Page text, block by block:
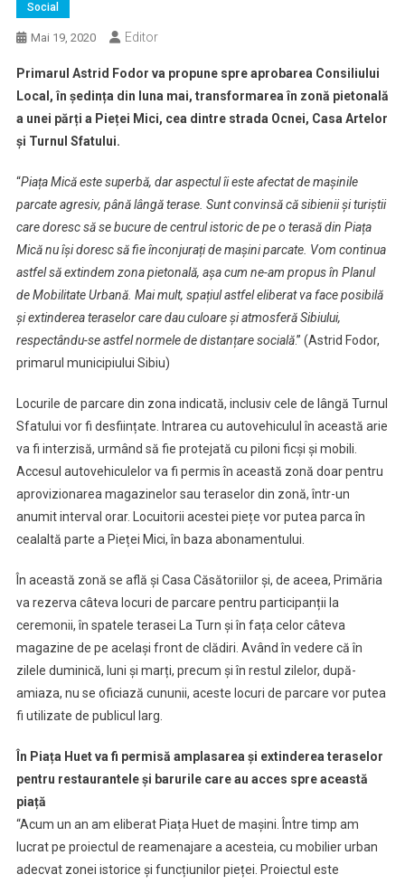
Social
Mai 19, 2020 Editor
Primarul Astrid Fodor va propune spre aprobarea Consiliului
Local, în ședința din luna mai, transformarea în zonă pietonală
a unei părți a Pieței Mici, cea dintre strada Ocnei, Casa Artelor
și Turnul Sfatului.
“Piața Mică este superbă, dar aspectul îi este afectat de mașinile
parcate agresiv, până lângă terase. Sunt convinsă că sibienii și turiștii
care doresc să se bucure de centrul istoric de pe o terasă din Piața
Mică nu își doresc să fie înconjurați de mașini parcate. Vom continua
astfel să extindem zona pietonală, așa cum ne-am propus în Planul
de Mobilitate Urbană. Mai mult, spațiul astfel eliberat va face posibilă
și extinderea teraselor care dau culoare și atmosferă Sibiului,
respectându-se astfel normele de distanțare socială.” (Astrid Fodor,
primarul municipiului Sibiu)
Locurile de parcare din zona indicată, inclusiv cele de lângă Turnul
Sfatului vor fi desființate. Intrarea cu autovehiculul în această arie
va fi interzisă, urmând să fie protejată cu piloni ficși și mobili.
Accesul autovehiculelor va fi permis în această zonă doar pentru
aprovizionarea magazinelor sau teraselor din zonă, într-un
anumit interval orar. Locuitorii acestei piețe vor putea parca în
cealaltă parte a Pieței Mici, în baza abonamentului.
În această zonă se află și Casa Căsătoriilor și, de aceea, Primăria
va rezerva câteva locuri de parcare pentru participanții la
ceremonii, în spatele terasei La Turn și în fața celor câteva
magazine de pe același front de clădiri. Având în vedere că în
zilele duminică, luni și marți, precum și în restul zilelor, după-
amiaza, nu se oficiază cununii, aceste locuri de parcare vor putea
fi utilizate de publicul larg.
În Piața Huet va fi permisă amplasarea și extinderea teraselor
pentru restaurantele și barurile care au acces spre această
piață
“Acum un an am eliberat Piața Huet de mașini. Între timp am
lucrat pe proiectul de reamenajare a acesteia, cu mobilier urban
adecvat zonei istorice și funcțiunilor pieței. Proiectul este